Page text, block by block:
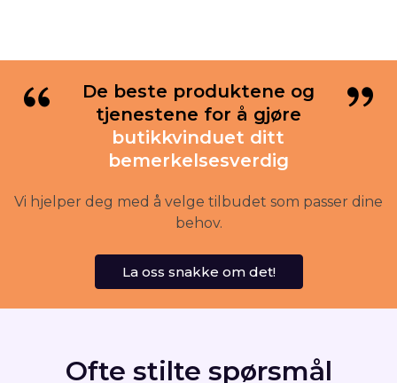
butikkvinduet ditt
bemerkelsesverdig
Vi hjelper deg med å velge tilbudet som passer dine
behov.
La oss snakke om det!
Ofte stilte spørsmål
Hvorfor velge Vitrinemedia?